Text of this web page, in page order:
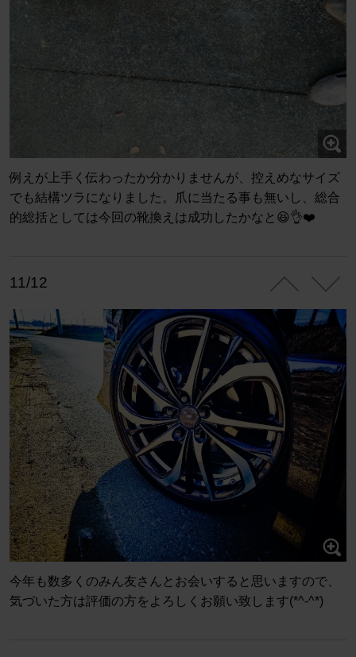
例えが上手く伝わったか分かりませんが、控えめなサイズ
でも結構ツラになりました。爪に当たる事も無いし、総合
的総括としては今回の靴換えは成功したかなと😆👌❤️
11/12
今年も数多くのみん友さんとお会いすると思いますので、
気づいた方は評価の方をよろしくお願い致します(*^-^*)